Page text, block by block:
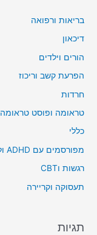
בריאות ורפואה
דיכאון
הורים וילדים
הפרעת קשב וריכוז
חרדות
טראומה ופוסט טראומה
כללי
מפורסמים עם ADHD ולקויות למידה
רגשות וCBT
תעסוקה וקריירה
תגיות